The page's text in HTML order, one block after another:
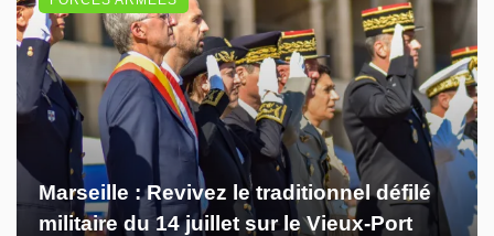
Marseille : Revivez le traditionnel défilé
militaire du 14 juillet sur le Vieux-Port